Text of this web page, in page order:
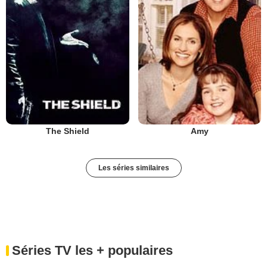
The Shield Amy
Les séries similaires
Séries TV les + populaires